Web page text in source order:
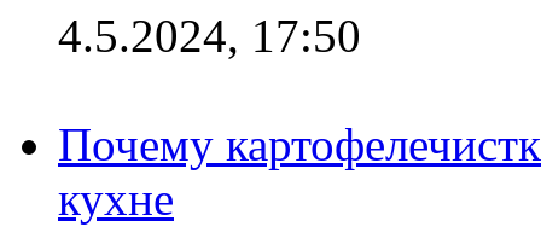
4.5.2024, 17:50
Почему
кухне